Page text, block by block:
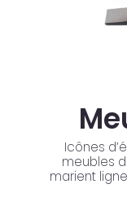
Icônes
meubles
marient